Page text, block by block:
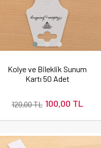
Kolye ve Bileklik Sunum
Kartı 50 Adet
100,00 TL
120,00 TL